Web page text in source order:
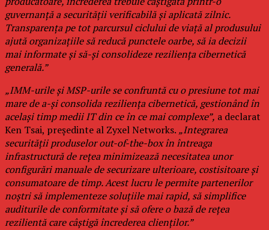
guvernanță a securității verificabilă și aplicată zilnic.
Transparența pe tot parcursul ciclului de viață al produsului
ajută organizațiile să reducă punctele oarbe, să ia decizii
mai informate și să-și consolideze reziliența cibernetică
generală.”
„IMM-urile și MSP-urile se confruntă cu o presiune tot mai
mare de a-și consolida reziliența cibernetică, gestionând în
același timp medii IT din ce în ce mai complexe”, a declarat
Ken Tsai, președinte al Zyxel Networks. „Integrarea
securității produselor out-of-the-box în întreaga
infrastructură de rețea minimizează necesitatea unor
configurări manuale de securizare ulterioare, costisitoare și
consumatoare de timp. Acest lucru le permite partenerilor
noștri să implementeze soluțiile mai rapid, să simplifice
auditurile de conformitate și să ofere o bază de rețea
rezilientă care câștigă încrederea clienților.”